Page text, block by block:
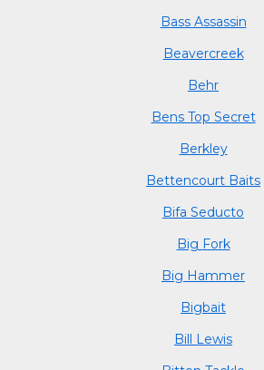
Bass Assassin
Beavercreek
Behr
Bens Top Secret
Berkley
Bettencourt Baits
Bifa Seducto
Big Fork
Big Hammer
Bigbait
Bill Lewis